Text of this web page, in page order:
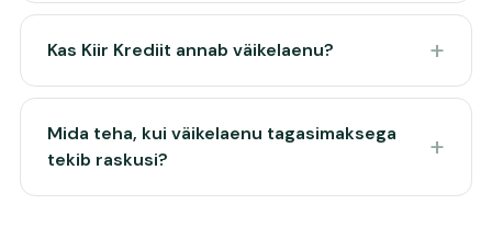
Kas Kiir Krediit annab väikelaenu?
Mida teha, kui väikelaenu tagasimaksega
tekib raskusi?